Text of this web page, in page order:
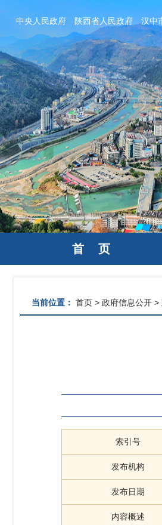
中央人民政府 陕西省人民政府 汉中
首 页
当前位置： 首页 > 政府信息公开 >
索引号
发布机构
发布日期
内容概述